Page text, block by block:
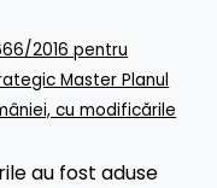
2016 pentru
Master Planul
cu modificările
au fost aduse